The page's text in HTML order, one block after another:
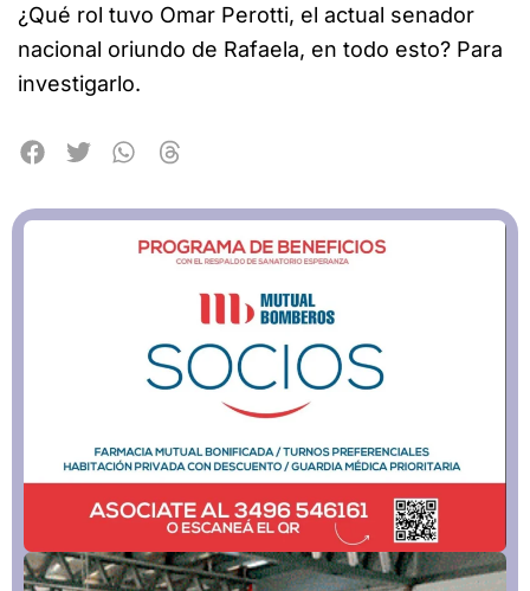
¿Qué rol tuvo Omar Perotti, el actual senador
nacional oriundo de Rafaela, en todo esto? Para
investigarlo.